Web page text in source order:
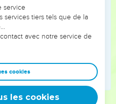
la mort de Salomon.
est contenu dans le livre
parle de tout ce qu’il a fait et
près de son père, dans la
qui lui succéda.
service
services tiers tels que de la
avec notre service de
cookies
les cookies